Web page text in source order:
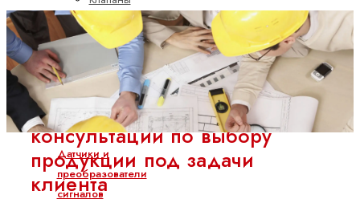
давления
Клапаны
управления
потоком
Направленные
клапаны
Датчики и
преобразователи
сигналов
Предоставление технических
консультаций по выбору
продукции под задачи
клиента